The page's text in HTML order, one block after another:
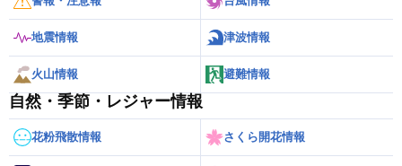
地震情報 津波情報
火山情報 避難情報
自然・季節・レジャー情報
花粉飛散情報 さくら開花情報